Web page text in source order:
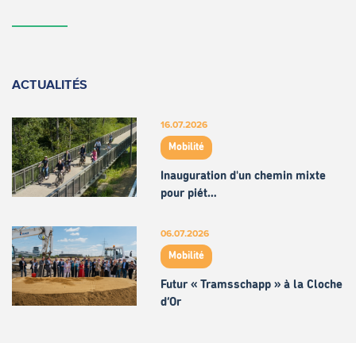
ACTUALITÉS
16.07.2026
Mobilité
Inauguration d'un chemin mixte
pour piét…
06.07.2026
Mobilité
Futur « Tramsschapp » à la Cloche
d’Or